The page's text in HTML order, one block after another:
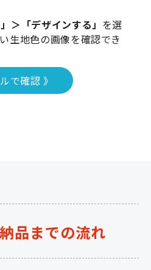
＞「デザインする」 を選
生地色の画像を確認でき
で確認 》
品までの流れ